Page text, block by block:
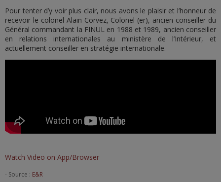
Pour tenter d’y voir plus clair, nous avons le plaisir et l’honneur de
recevoir le colonel Alain Corvez, Colonel (er), ancien conseiller du
Général commandant la FINUL en 1988 et 1989, ancien conseiller
en relations internationales au ministère de l’Intérieur, et
actuellement conseiller en stratégie internationale.
Watch Video on App/Browser
- Source : E&R